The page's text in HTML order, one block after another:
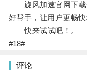
旋风加速官网下载
好帮手，让用户更畅快
快来试试吧！。
#18#
评论